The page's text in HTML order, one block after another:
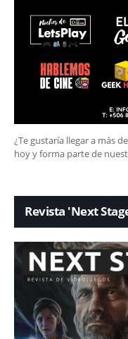
¿Te gustaría llegar a más
hoy y forma parte de
Revista 'Next